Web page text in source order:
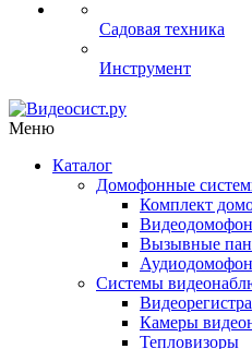
Садовая техника
Инструмент
Меню
Каталог
Домофонные
Комплект
Вызывные
Системы
Камеры
Тепловизоры